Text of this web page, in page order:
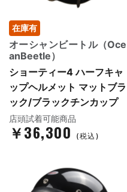
在庫有
オーシャンビートル（Oce
anBeetle）
ショーティー4 ハーフキャ
ップヘルメット マットブラ
ック/ブラックチンカップ
店頭試着可能商品
￥36,300 (税込)